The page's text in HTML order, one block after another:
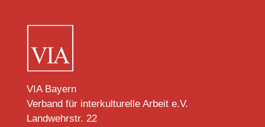
VIA Bayern
Verband für interkulturelle Arbeit e.V.
Landwehrstr. 22